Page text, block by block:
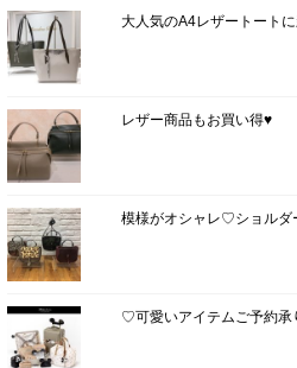
大人気のA4レザートート
レザー商品もお買い得♥
模様がオシャレ♡ショルダ
♡可愛いアイテムご予約